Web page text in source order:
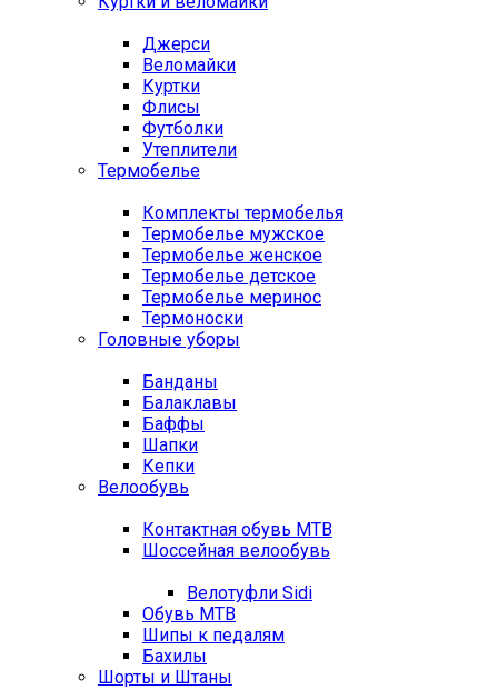
Джерси
Веломайки
Куртки
Флисы
Футболки
Утеплители
Термобелье
Комплекты термобелья
Термобелье мужское
Термобелье женское
Термобелье детское
Термобелье меринос
Термоноски
Головные уборы
Банданы
Балаклавы
Баффы
Шапки
Кепки
Велообувь
Контактная обувь MTB
Шоссейная велообувь
Велотуфли Sidi
Обувь MTB
Шипы к педалям
Бахилы
Шорты и Штаны